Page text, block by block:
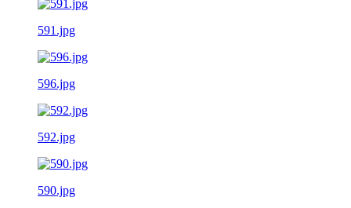
591.jpg
596.jpg
592.jpg
590.jpg